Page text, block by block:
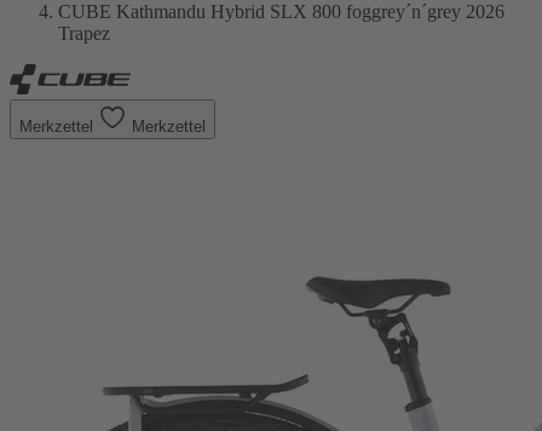
CUBE Kathmandu Hybrid SLX 800 foggrey´n´grey 2026
Trapez
Merkzettel Merkzettel